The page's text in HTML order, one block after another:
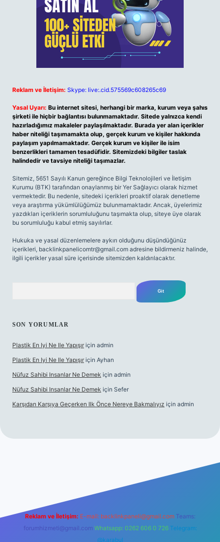
Reklam ve İletişim: Skype: live:.cid.575569c608265c69
Yasal Uyarı: Bu internet sitesi, herhangi bir marka, kurum veya şahıs
şirketi ile hiçbir bağlantısı bulunmamaktadır. Sitede yalnızca kendi
hazırladığımız makaleler paylaşılmaktadır. Burada yer alan içerikler
haber niteliği taşımamakta olup, gerçek kurum ve kişiler hakkında
paylaşım yapılmamaktadır. Gerçek kurum ve kişiler ile isim
benzerlikleri tamamen tesadüfidir. Sitemizdeki bilgiler taslak
halindedir ve tavsiye niteliği taşımazlar.
Sitemiz, 5651 Sayılı Kanun gereğince Bilgi Teknolojileri ve İletişim
Kurumu (BTK) tarafından onaylanmış bir Yer Sağlayıcı olarak hizmet
vermektedir. Bu nedenle, sitedeki içerikleri proaktif olarak denetleme
veya araştırma yükümlülüğümüz bulunmamaktadır. Ancak, üyelerimiz
yazdıkları içeriklerin sorumluluğunu taşımakta olup, siteye üye olarak
bu sorumluluğu kabul etmiş sayılırlar.
Hukuka ve yasal düzenlemelere aykırı olduğunu düşündüğünüz
içerikleri, backlinkpanelicomtr@gmail.com adresine bildirmeniz halinde,
ilgili içerikler yasal süre içerisinde sitemizden kaldırılacaktır.
SON YORUMLAR
Plastik En Iyi Ne Ile Yapışır için admin
Plastik En Iyi Ne Ile Yapışır için Ayhan
Nüfuz Sahibi Insanlar Ne Demek için admin
Nüfuz Sahibi Insanlar Ne Demek için Sefer
Karşıdan Karşıya Geçerken Ilk Önce Nereye Bakmalıyız için admin
Reklam ve İletişim: E-mail: backlinkpaneli@gmail.com Teams:
forumhizmeti@gmail.com Whatsapp: 0262 606 0 726 Telegram:
@karabul